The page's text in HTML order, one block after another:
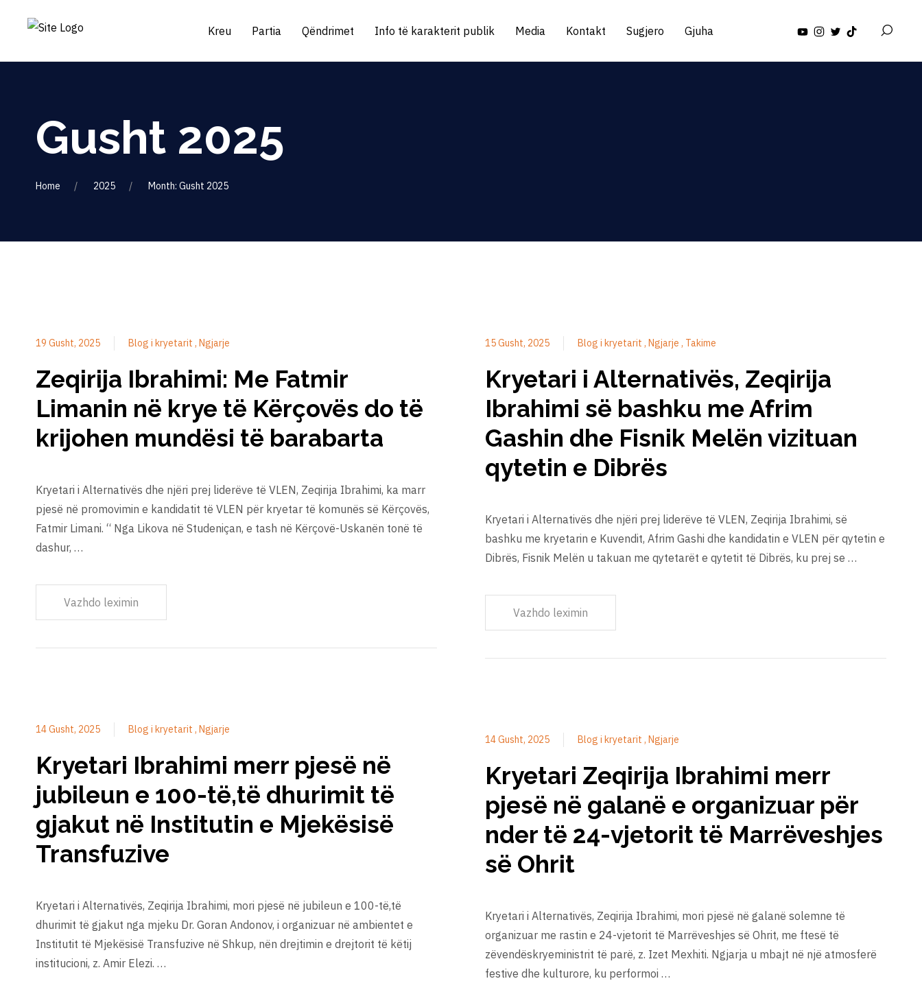
Kreu Partia Qëndrimet Info të karakterit publik Media Kontakt Sugjero Gjuha
Gusht 2025
Home 2025 Month: Gusht 2025
19 Gusht, 2025 Blog i kryetarit Ngjarje
Zeqirija Ibrahimi: Me Fatmir
Limanin në krye të Kërçovës do të
krijohen mundësi të barabarta
Kryetari i Alternativës dhe njëri prej liderëve të VLEN, Zeqirija Ibrahimi, ka marr
pjesë në promovimin e kandidatit të VLEN për kryetar të komunës së Kërçovës,
Fatmir Limani. “ Nga Likova në Studeniçan, e tash në Kërçovë-Uskanën tonë të
dashur, …
Vazhdo leximin
14 Gusht, 2025 Blog i kryetarit Ngjarje
Kryetari Ibrahimi merr pjesë në
jubileun e 100-të,të dhurimit të
gjakut në Institutin e Mjekësisë
Transfuzive
Kryetari i Alternativës, Zeqirija Ibrahimi, mori pjesë në jubileun e 100-të,të
dhurimit të gjakut nga mjeku Dr. Goran Andonov, i organizuar në ambientet e
Institutit të Mjekësisë Transfuzive në Shkup, nën drejtimin e drejtorit të këtij
institucioni, z. Amir Elezi. …
15 Gusht, 2025 Blog i kryetarit Ngjarje Takime
Kryetari i Alternativës, Zeqirija
Ibrahimi së bashku me Afrim
Gashin dhe Fisnik Melën vizituan
qytetin e Dibrës
Kryetari i Alternativës dhe njëri prej liderëve të VLEN, Zeqirija Ibrahimi, së
bashku me kryetarin e Kuvendit, Afrim Gashi dhe kandidatin e VLEN për qytetin e
Dibrës, Fisnik Melën u takuan me qytetarët e qytetit të Dibrës, ku prej se …
Vazhdo leximin
14 Gusht, 2025 Blog i kryetarit Ngjarje
Kryetari Zeqirija Ibrahimi merr
pjesë në galanë e organizuar për
nder të 24-vjetorit të Marrëveshjes
së Ohrit
Kryetari i Alternativës, Zeqirija Ibrahimi, mori pjesë në galanë solemne të
organizuar me rastin e 24-vjetorit të Marrëveshjes së Ohrit, me ftesë të
zëvendëskryeministrit të parë, z. Izet Mexhiti. Ngjarja u mbajt në një atmosferë
festive dhe kulturore, ku performoi …